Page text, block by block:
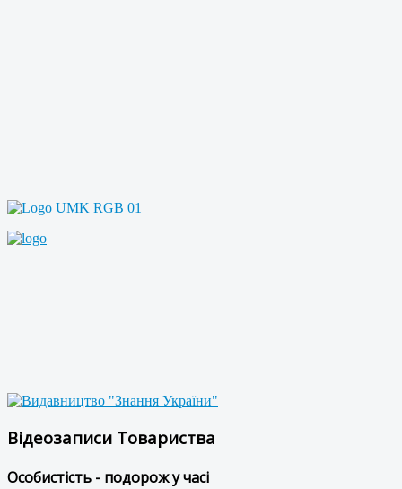
Відеозаписи Товариства
Особистість - подорож у часі